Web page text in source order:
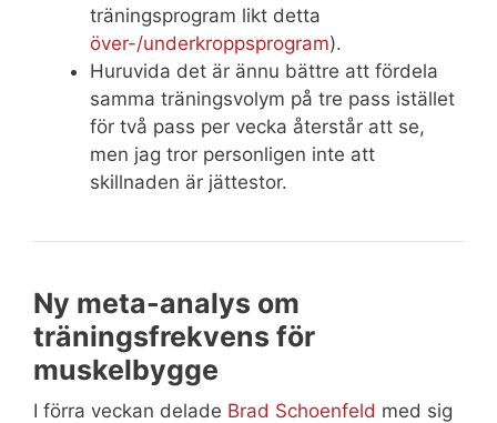
träningsprogram likt detta
över-/underkroppsprogram).
Huruvida det är ännu bättre att fördela
samma träningsvolym på tre pass istället
för två pass per vecka återstår att se,
men jag tror personligen inte att
skillnaden är jättestor.
Ny meta-analys om
träningsfrekvens för
muskelbygge
I förra veckan delade Brad Schoenfeld med sig